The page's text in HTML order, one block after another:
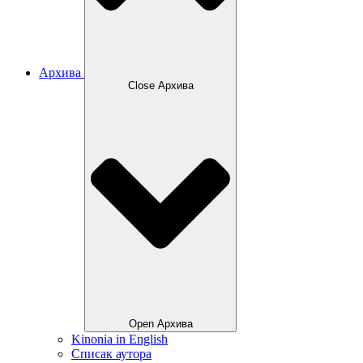
Архива
Close Архива
Open Архива
Kinonia in English
Списак аутора